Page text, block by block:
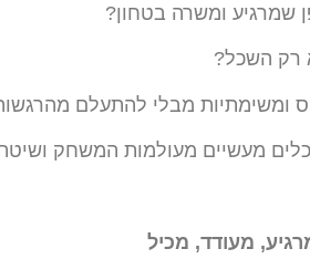
שמרגיע ומשרה בטחון?
רק השכל?
ומשימתיות מבלי להתעלם
מעשיים מעולמות המשחק
מעודד, מכיל